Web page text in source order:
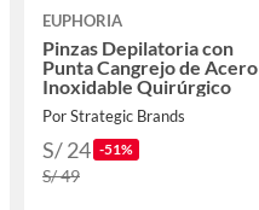
EUPHORIA
Pinzas Depilatoria con
Punta Cangrejo de Acero
Inoxidable Quirúrgico
Por Strategic Brands
S/ 24 -51%
S/ 49